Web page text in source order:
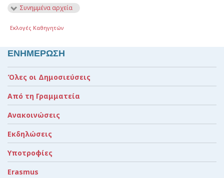
Συνημμένα αρχεία
Εκλογές Καθηγητών
ΕΝΗΜΕΡΩΣΗ
Όλες οι Δημοσιεύσεις
Από τη Γραμματεία
Ανακοινώσεις
Εκδηλώσεις
Υποτροφίες
Erasmus